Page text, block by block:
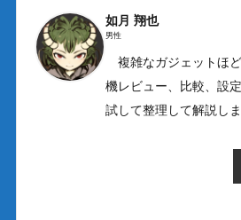
如月 翔也
男性
複雑なガジェットほ
機レビュー、比較、設
試して整理して解説しま